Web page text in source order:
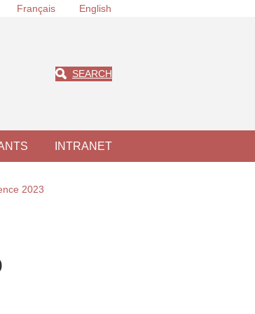
Français English
SEARCH
INTRANET
2023